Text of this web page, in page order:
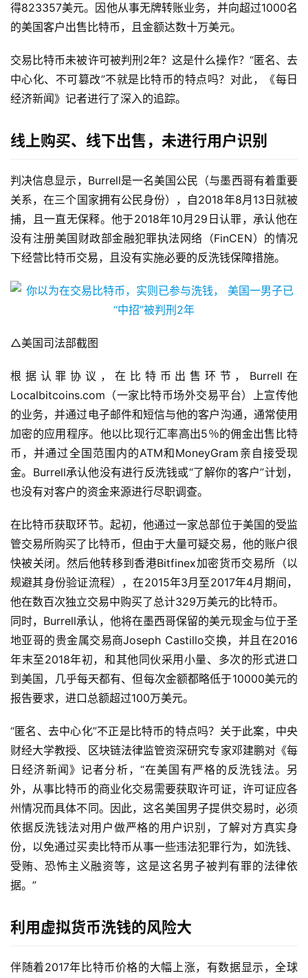
得823357美元。因他从事无牌转账业务，并向超过1000名
的美国客户出售比特币，且金额达数十万美元。
交易比特币未被许可被判刑2年？这是什么操作？“匿名、去
中心化、不可篡改”不就是比特币的特点吗？对此，《每日
经济新闻》记者进行了深入的追踪。
线上购买、线下出售，未进行用户识别
判决信息显示，Burrell是一名美国公民（与墨西哥有着重要
关系，在三个国家拥有公民身份），自2018年8月13日就被
捕，且一直无保释。他于2018年10月29日认罪，承认他在
没有注册美国财政部金融犯罪执法网络（FinCEN）的情况
下经营比特币交易，且没有实施必要的反洗钱保障措施。
△美国司法部截图
根据认罪协议，在比特币出售环节，Burrell在
Localbitcoins.com（一家比特币场外交易平台）上宣传他
的业务，并通过电子邮件和短信与他的客户沟通，通常使用
加密的应用程序。他以比现行汇率高出5％的佣金出售比特
币，并通过全国范围内的ATM和MoneyGram亲自接受现
金。Burrell承认他没有进行反洗钱或“了解你的客户”计划，
也没有对客户的资金来源进行尽职调查。
在比特币获取环节。起初，他通过一家总部位于美国的受监
管交易所购买了比特币，但由于大量可疑交易，他的账户很
快被关闭。然后他转移到香港Bitfinex加密货币交易所（以
规避其身份验证流程），在2015年3月至2017年4月期间，
他在数百次独立交易中购买了总计329万美元的比特币。
同时，Burrell承认，他将在墨西哥保留的美元现金与位于圣
地亚哥的贵金属交易商Joseph Castillo交换，并且在2016
年末至2018年初，和其他同伙采用小量、多次的形式进口
到美国，几乎每天都有、但每次金额都略低于10000美元的
报告要求，进口总额超过100万美元。
“匿名、去中心化”不正是比特币的特点吗？关于此案，中央
财经大学教授、区块链法律监管资深研究专家邓建鹏对《每
日经济新闻》记者分析，“在美国有严格的反洗钱法。另
外，从事比特币的商业化交易需要获取许可证，许可证应各
州情况而具体不同。因此，这名美国男子提供交易时，必须
依据反洗钱法对用户做严格的用户识别，了解对方真实身
份，以免通过买卖比特币从事一些违法犯罪行为，如洗钱、
受贿、恐怖主义融资等，这是这名男子被判有罪的法律依
据。”
利用虚拟货币洗钱的风险大
伴随着2017年比特币价格的大幅上涨，有数据显示，全球